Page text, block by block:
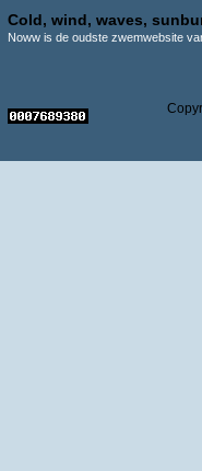
Cold, wind, waves,
Noww is de oudste zwemwebsite